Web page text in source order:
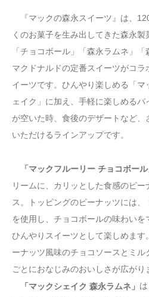
『マックの森永スイーツ』は、
くのお菓子を生み出してきた森永
「チョコボール」「森永ラムネ」「
マクドナルドの定番スイーツがコ
イーツです。ひんやり楽しめる「
ェイク」に加え、手軽に楽しめる
が空いた時、食後のデザートなど
いただけるラインアップです。
「マックフルーリー チョコボール
リームに、カリッとした食感のピ
ス。トッピングのピーナッツには
を使用し、チョコボールの味わい
ひんやりスイーツとして楽しめま
ーナッツ風味のチョコソースとミ
ごとにおなじみのおいしさが広がり
「マックシェイク 森永ラムネ」